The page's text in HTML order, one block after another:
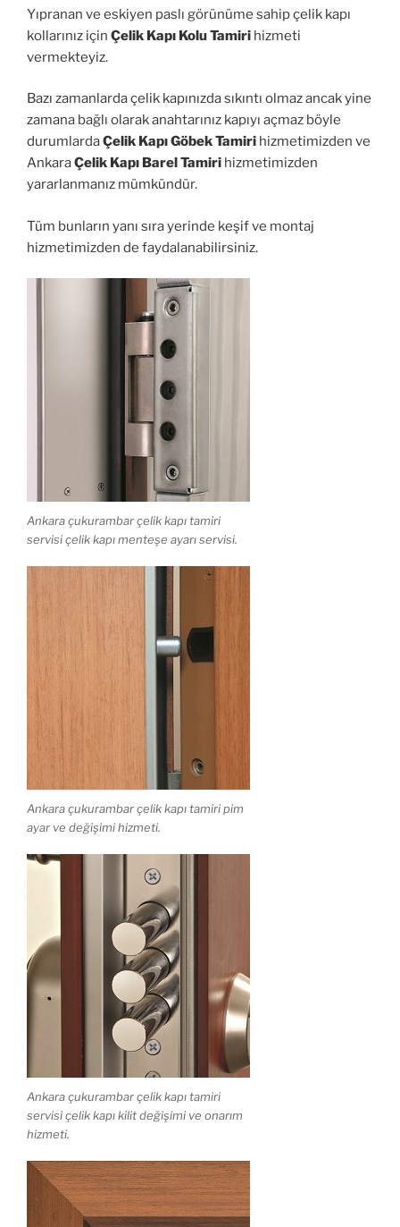
Yıpranan ve eskiyen paslı görünüme sahip çelik kapı
kollarınız için Çelik Kapı Kolu Tamiri hizmeti
vermekteyiz.
Bazı zamanlarda çelik kapınızda sıkıntı olmaz ancak yine
zamana bağlı olarak anahtarınız kapıyı açmaz böyle
durumlardaÇelik Kapı Göbek Tamiri hizmetimizden ve
AnkaraÇelik Kapı Barel Tamiri hizmetimizden
yararlanmanız mümkündür.
Tüm bunların yanı sıra yerinde keşif ve montaj
hizmetimizden de faydalanabilirsiniz.
Ankara çukurambar çelik kapı tamiri
servisi çelik kapı menteşe ayarı servisi.
Ankara çukurambar çelik kapı tamiri pim
ayar ve değişimi hizmeti.
Ankara çukurambar çelik kapı tamiri
servisi çelik kapı kilit değişimi ve onarım
hizmeti.